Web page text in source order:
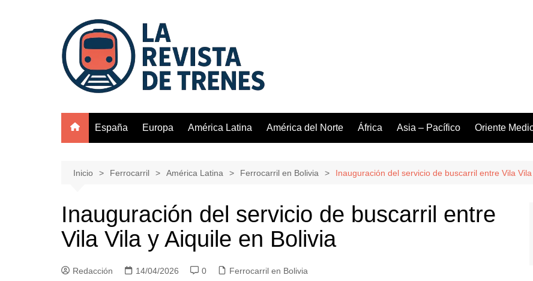
España Europa América Latina América del Norte África Asia – Pacífico Oriente
Inicio Ferrocarril América Latina Ferrocarril en Bolivia Inauguración del servicio de buscarril entre Vila
Inauguración del servicio de buscarril entre
Vila Vila y Aiquile en Bolivia
Redacción 14/04/2026 0 Ferrocarril en Bolivia